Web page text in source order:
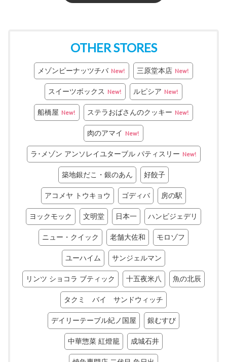
OTHER STORES
メゾンピーナッツチバ New! 三原堂本店 New!
スイーツボックス New! ルピシア New!
船橋屋 New! ステラおばさんのクッキー New!
肉のアマイ New!
ラ･メゾン アンソレイユターブル パティスリー New!
築地銀だこ・銀のあん 好餃子
アコメヤ トウキョウ ゴディバ 房の駅
ヨックモック 文明堂 日本一 ハンビジェデリ
ニュー・クイック 老舗大佐和 モロゾフ
ユーハイム サンジェルマン
リンツ ショコラ ブティック 十五夜米八 魚の北辰
タクミ バイ サンドウィッチ
デイリーテーブル紀ノ国屋 銀むすび
中華惣菜 紅燈籠 成城石井